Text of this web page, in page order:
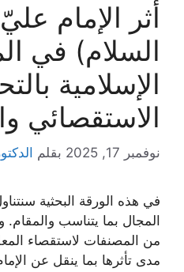
أثر الإمام
السلام) في
الإسلامية
الاستقصائي
نوفمبر 17, 2025 بقلم
في هذه الورقة البحثية
المجال بما يتناسب والمقام.
من المصنفات لاستقصاء
مدى تأثرها بما ينقل عن